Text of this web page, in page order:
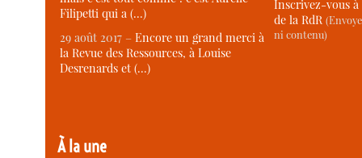
Filipetti qui a (…)
29 août 2017 –Encore un grand merci à
la Revue des Ressources, à Louise
Desrenards et (…)
À la une
Inscrivez-vous
de la RdR
ni contenu)